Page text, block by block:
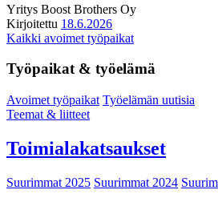
Yritys Boost Brothers Oy
Kirjoitettu 18.6.2026
Kaikki avoimet työpaikat
Työpaikat & työelämä
Avoimet työpaikat Työelämän uutisia
Teemat & liitteet
Toimialakatsaukset
Suurimmat 2025 Suurimmat 2024